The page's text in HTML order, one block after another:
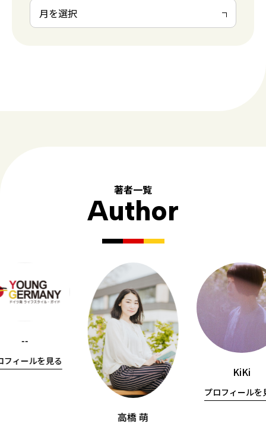
著者一覧
Author
--
フィールを見る
高橋 萌
KiKi
プロフィールを